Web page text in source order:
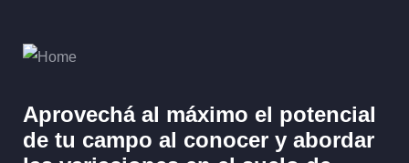
Aprovechá al máximo el potencial
de tu campo al conocer y abordar